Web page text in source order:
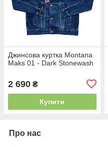
Джинсова куртка Montana
Maks 01 - Dark Stonewash
2 690 ₴
Купити
Про нас